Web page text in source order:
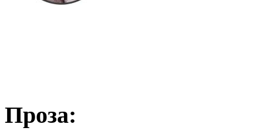
Проза: